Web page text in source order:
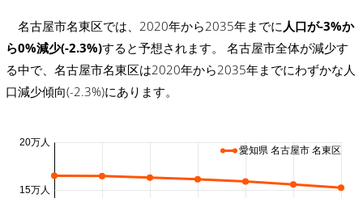
名古屋市名東区では、2020年から2035年までに 人口が-3%か
ら0%減少(-2.3%)すると予想されます。 名古屋市全体が減少す
る中で、名古屋市名東区は2020年から2035年までにわずかな人
口減少傾向(-2.3%)にあります。
15万人
20万人
愛知県 名古屋市 名東区